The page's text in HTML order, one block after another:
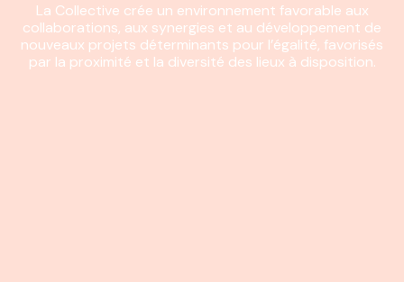
La Collective crée un environnement favorable aux
collaborations, aux synergies et au développement de
nouveaux projets déterminants pour l’égalité, favorisés
par la proximité et la diversité des lieux à disposition.